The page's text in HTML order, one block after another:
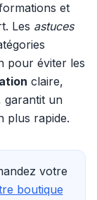
et
Les astuces
pour éviter les
claire,
garantit un
plus rapide.
votre
boutique